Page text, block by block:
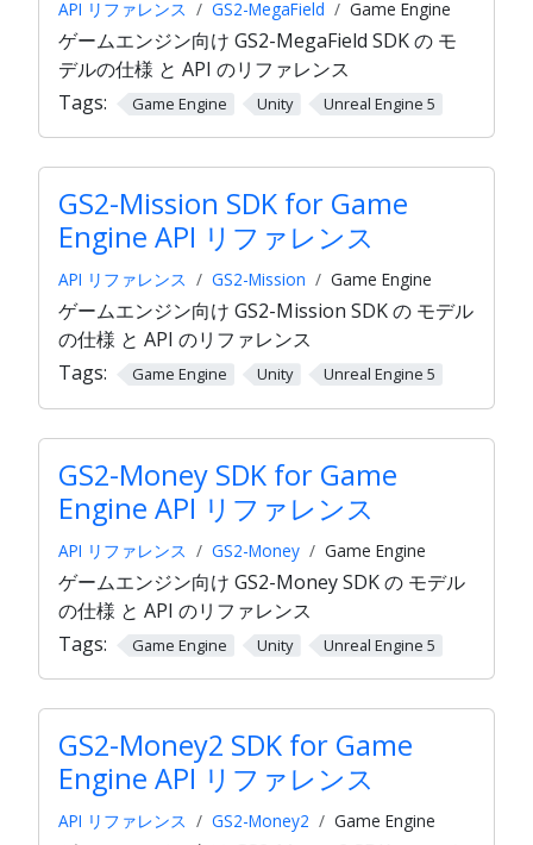
API リファレンス GS2-MegaField Game Engine
ゲームエンジン向け GS2-MegaField SDK の モ
デルの仕様 と API のリファレンス
Tags:
Game Engine Unity Unreal Engine 5
GS2-Mission SDK for Game
Engine API リファレンス
API リファレンス GS2-Mission Game Engine
ゲームエンジン向け GS2-Mission SDK の モデル
の仕様 と API のリファレンス
Tags:
Game Engine Unity Unreal Engine 5
GS2-Money SDK for Game
Engine API リファレンス
API リファレンス GS2-Money Game Engine
ゲームエンジン向け GS2-Money SDK の モデル
の仕様 と API のリファレンス
Tags:
Game Engine Unity Unreal Engine 5
GS2-Money2 SDK for Game
Engine API リファレンス
API リファレンス GS2-Money2 Game Engine